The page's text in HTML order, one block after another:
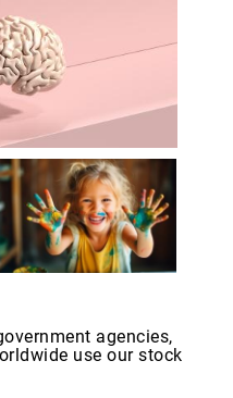
agencies,
use our stock